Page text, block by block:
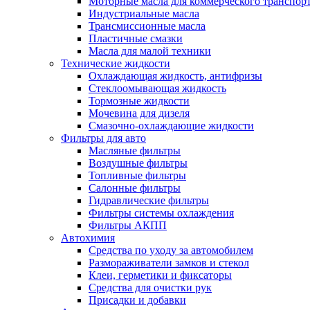
Индустриальные масла
Трансмиссионные масла
Пластичные смазки
Масла для малой техники
Технические жидкости
Охлаждающая жидкость, антифризы
Стеклоомывающая жидкость
Тормозные жидкости
Мочевина для дизеля
Смазочно-охлаждающие жидкости
Фильтры для авто
Масляные фильтры
Воздушные фильтры
Топливные фильтры
Салонные фильтры
Гидравлические фильтры
Фильтры системы охлаждения
Фильтры АКПП
Автохимия
Средства по уходу за автомобилем
Размораживатели замков и стекол
Клеи, герметики и фиксаторы
Средства для очистки рук
Присадки и добавки